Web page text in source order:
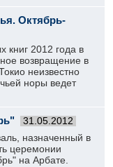
Октябрь-
книг 2012 года в
возвращение в
неизвестно
норы ведет
31.05.2012
назначенный в
церемонии
на Арбате.